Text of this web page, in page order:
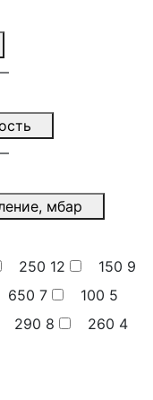
мбар
250 12 150 9
650 7 100 5
290 8 260 4